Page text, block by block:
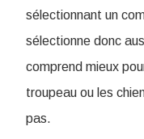
sélectionnant un
sélectionne donc
comprend mieux
troupeau ou les
pas.